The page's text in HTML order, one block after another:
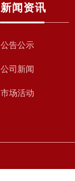
公告公示
公司新闻
市场活动
新闻资讯